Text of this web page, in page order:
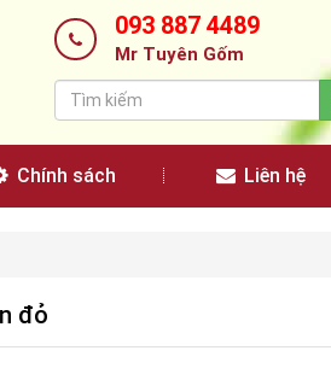
093 887 4489
Mr Tuyên Gốm
Chính sách Liên hệ
đỏ